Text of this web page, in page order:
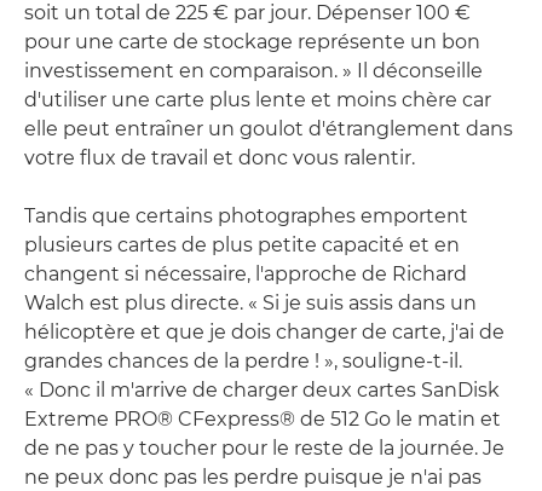
soit un total de 225 € par jour. Dépenser 100 €
pour une carte de stockage représente un bon
investissement en comparaison. » Il déconseille
d'utiliser une carte plus lente et moins chère car
elle peut entraîner un goulot d'étranglement dans
votre flux de travail et donc vous ralentir.
Tandis que certains photographes emportent
plusieurs cartes de plus petite capacité et en
changent si nécessaire, l'approche de Richard
Walch est plus directe. « Si je suis assis dans un
hélicoptère et que je dois changer de carte, j'ai de
grandes chances de la perdre ! », souligne-t-il.
« Donc il m'arrive de charger deux cartes SanDisk
Extreme PRO® CFexpress® de 512 Go le matin et
de ne pas y toucher pour le reste de la journée. Je
ne peux donc pas les perdre puisque je n'ai pas